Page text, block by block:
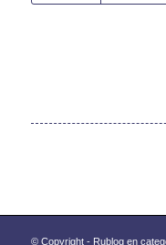
© Copyright - Rublog en